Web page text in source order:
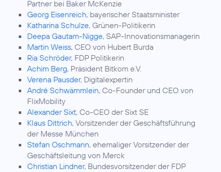
Partner bei Baker McKenzie
Georg Eisenreich, bayerischer Staatsminister
Katharina Schulze, Grünen-Politikerin
Deepa Gautam-Nigge, SAP-Innovationsmanagerin
Martin Weiss, CEO von Hubert Burda
Ria Schröder, FDP Politikerin
Achim Berg, Präsident Bitkom e.V.
Verena Pausder, Digitalexpertin
André Schwämmlein, Co-Founder und CEO von
FlixMobility
Alexander Sixt, Co-CEO der Sixt SE
Klaus Dittrich, Vorsitzender der Geschäftsführung
der Messe München
Stefan Oschmann, ehemaliger Vorsitzender der
Geschäftsleitung von Merck
Christian Lindner, Bundesvorsitzender der FDP